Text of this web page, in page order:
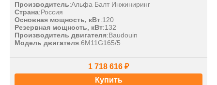
Производитель:Альфа Балт Инжиниринг
Страна:Россия
Основная мощность, кВт:120
Резервная мощность, кВт:132
Производитель двигателя:Baudouin
Модель двигателя:6M11G165/5
1 718 616 ₽
Купить